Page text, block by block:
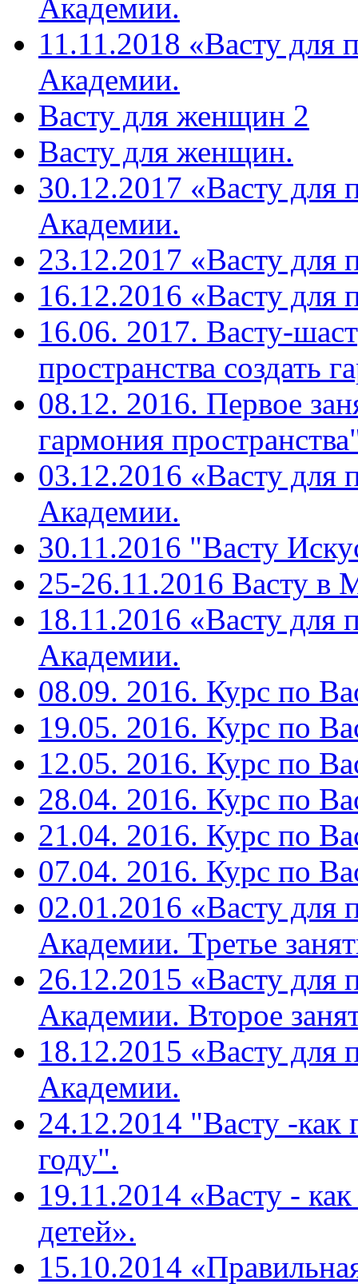
Академии.
11.11.2018 «Васту для
Академии.
Васту для женщин 2
Васту для женщин.
30.12.2017 «Васту для
Академии.
23.12.2017 «Васту для
16.12.2016 «Васту для
16.06. 2017. Васту-
пространства создать
08.12. 2016. Первое
гармония
03.12.2016 «Васту для
Академии.
30.11.2016 "Васту
25-26.11.2016 Васту в
18.11.2016 «Васту для
Академии.
08.09. 2016. Курс по
19.05. 2016. Курс по
12.05. 2016. Курс по
28.04. 2016. Курс по
21.04. 2016. Курс по
07.04. 2016. Курс по
02.01.2016 «Васту для
Академии. Третье
26.12.2015 «Васту для
Академии. Второе
18.12.2015 «Васту для
Академии.
24.12.2014 "Васту -как
году".
19.11.2014 «Васту -
детей».
15.10.2014